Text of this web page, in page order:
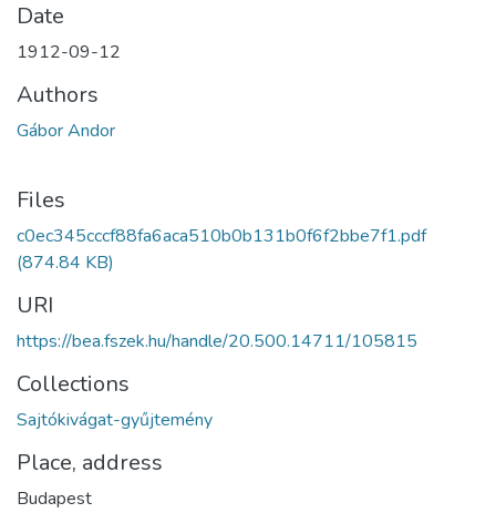
Date
1912-09-12
Authors
Gábor Andor
Files
c0ec345cccf88fa6aca510b0b131b0f6f2bbe7f1.pdf
(874.84 KB)
URI
https://bea.fszek.hu/handle/20.500.14711/105815
Collections
Sajtókivágat-gyűjtemény
Place, address
Budapest